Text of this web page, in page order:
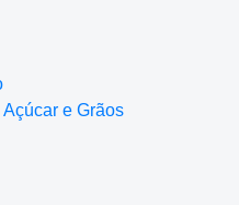
e Grãos